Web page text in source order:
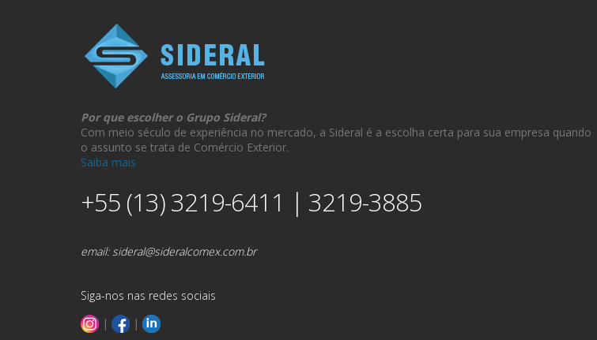
Por que escolher o Grupo Sideral?
Com meio século de experiência no mercado, a Sideral é a escolha certa para sua empresa quando
o assunto se trata de Comércio Exterior.
Saiba mais
+55 (13) 3219-6411 | 3219-3885
email:sideral@sideralcomex.com.br
Siga-nos nas redes sociais
|
|